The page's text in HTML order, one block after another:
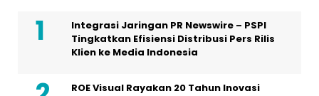
Integrasi Jaringan PR Newswire – PSPI
Tingkatkan Efisiensi Distribusi Pers Rilis
Klien ke Media Indonesia
ROE Visual Rayakan 20 Tahun Inovasi